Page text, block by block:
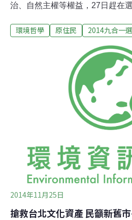
治、自然主權等權益，27日趕在
要族人投票時考量此結果，而非
人，指出台東黃健庭、南投林明
基法到只在原保地才遵守，是不
意願、遵行原住民族基本法、原
出落實原基法、推動自治事務、
取中央修法等4項訴求，經過1星
位候選人簽署。除了參選原住民
族人外，參選南投縣長的李文忠
民，卻主動聯絡簽署，且他的政
落實原基法都有主張。原策會成
環境哲學 原住民 2014九合一
2014年11月25日
搶救台北文化資產 民籲新舊